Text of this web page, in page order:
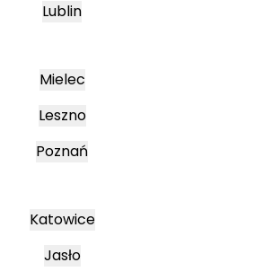
Lublin
Mielec
Leszno
Poznań
Katowice
Jasło